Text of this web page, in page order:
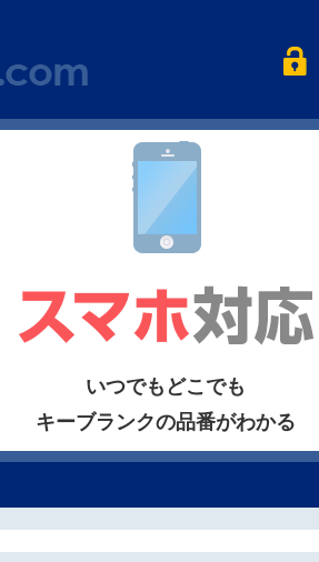
いつでもどこでも
キーブランクの品番がわかる